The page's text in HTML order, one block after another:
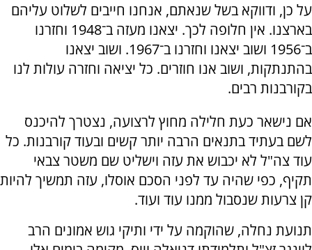
על כן, ודווקא בשל שנאתם, אנחנו חייבים לשלוט עליהם
בארצנו. אין חלופה לכך. יצאנו מעזה ב־1948 וחזרנו
ב־1956 ושוב יצאנו וחזרנו ב־1967. ושוב יצאנו
בהתנתקות, ושוב אנו חוזרים. כל יציאה וחזרה עולות לנו
בקורבנות רבים.
אם נישאר כעת חלילה מחוץ לרצועה, נצטרך להיכנס
לשם בעתיד בתנאים הרבה יותר קשים ובעוד קורבנות. כל
עוד צה"ל לא יכבוש את עזה וישליט שם משטר צבאי
תקיף, כפי שהיה עד לפני הסכם אוסלו, עזה תמשיך להיות
קן צרעות שנסבול ממנו עוד ועוד.
תנועת נחלה, שהוקמה על ידי ותיקי גוש אמונים הרב